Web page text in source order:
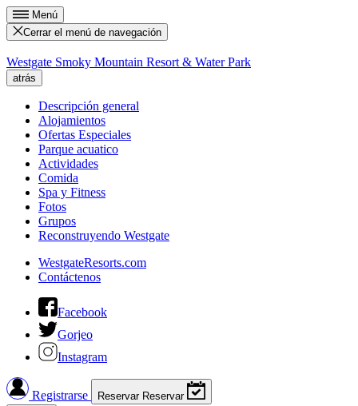
Menú
Cerrar el menú de navegación
Westgate Smoky Mountain Resort & Water Park
atrás
Descripción general
Alojamientos
Ofertas Especiales
Parque acuatico
Actividades
Comida
Spa y Fitness
Fotos
Grupos
Reconstruyendo Westgate
WestgateResorts.com
Contáctenos
Facebook
Gorjeo
Instagram
Registrarse Reservar Reservar